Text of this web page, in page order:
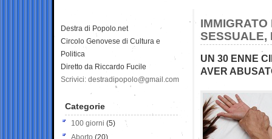
SESSUALE,
UN 30 ENNE
AVER
Destra di Popolo.net
Circolo Genovese di Cultura e
Politica
Diretto da Riccardo Fucile
Scrivici: destradipopolo@gmail.com
Categorie
100 giorni (5)
Aborto (20)